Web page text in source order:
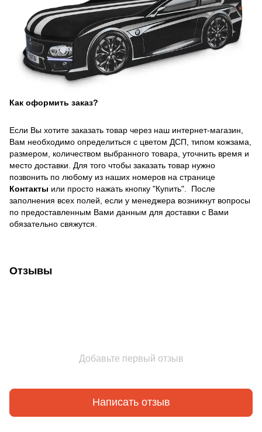
Как оформить заказ?
Если Вы хотите заказать товар через наш интернет-магазин,
Вам необходимо определиться с цветом ДСП, типом кожзама,
размером, количеством выбранного товара, уточнить время и
место доставки. Для того чтобы заказать товар нужно
позвонить по любому из наших номеров на странице
Контакты или просто нажать кнопку "Купить". После
заполнения всех полей, если у менеджера возникнут вопросы
по предоставленным Вами данным для доставки с Вами
обязательно свяжутся.
Отзывы
Добавьте первый отзыв
Написать отзыв